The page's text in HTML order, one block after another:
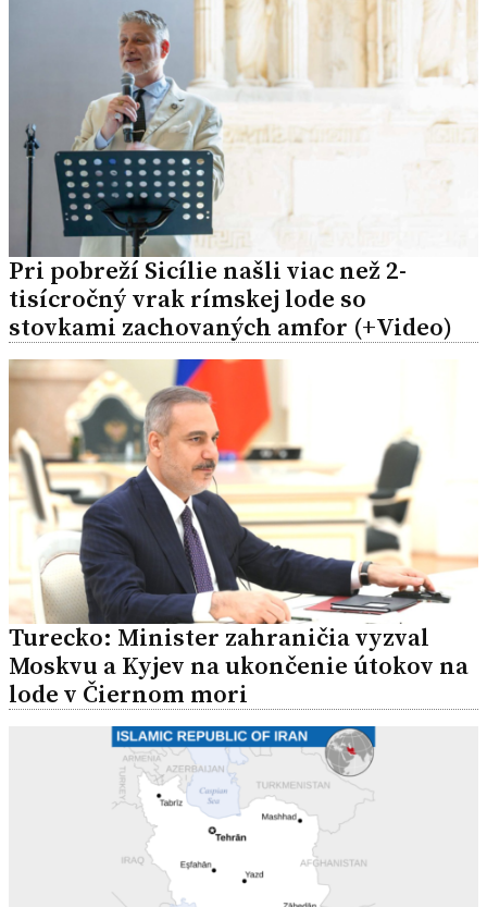
Pri pobreží Sicílie našli viac než 2-
tisícročný vrak rímskej lode so
stovkami zachovaných amfor (+Video)
Turecko: Minister zahraničia vyzval
Moskvu a Kyjev na ukončenie útokov na
lode v Čiernom mori